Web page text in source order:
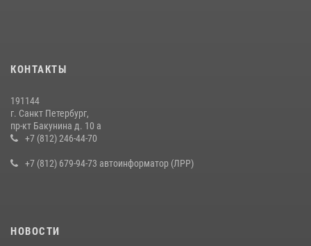
на III Международном петербургском цифровом форуме
В Ленобласти сотрудники Росгвардии провели встречу с
воспитанниками детского клуба «Умные каникулы»
КОНТАКТЫ
191144
г. Санкт Петербург,
пр-кт Бакунина д. 10 а
+7 (812) 246-44-70
+7 (812) 679-94-73 автоинформатор (ЛРР)
НОВОСТИ